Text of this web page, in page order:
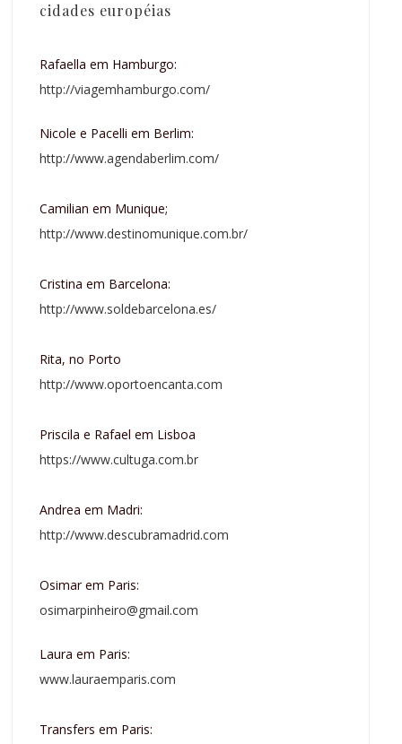
cidades européias
Rafaella em Hamburgo:
http://viagemhamburgo.com/
Nicole e Pacelli em Berlim:
http://www.agendaberlim.com/
Camilian em Munique;
http://www.destinomunique.com.br/
Cristina em Barcelona:
http://www.soldebarcelona.es/
Rita, no Porto
http://www.oportoencanta.com
Priscila e Rafael em Lisboa
https://www.cultuga.com.br
Andrea em Madri:
http://www.descubramadrid.com
Osimar em Paris:
osimarpinheiro@gmail.com
Laura em Paris:
www.lauraemparis.com
Transfers em Paris: